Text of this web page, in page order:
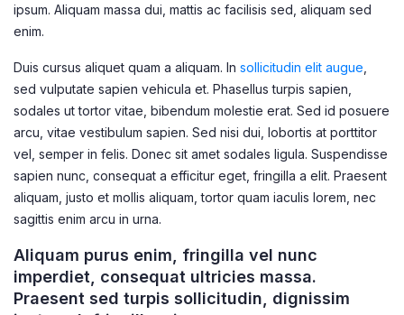
ipsum. Aliquam massa dui, mattis ac facilisis sed, aliquam sed
enim.
Duis cursus aliquet quam a aliquam. In sollicitudin elit augue
sed vulputate sapien vehicula et. Phasellus turpis sapien,
sodales ut tortor vitae, bibendum molestie erat. Sed id posuere
arcu, vitae vestibulum sapien. Sed nisi dui, lobortis at porttitor
vel, semper in felis. Donec sit amet sodales ligula. Suspendisse
sapien nunc, consequat a efficitur eget, fringilla a elit. Praesent
aliquam, justo et mollis aliquam, tortor quam iaculis lorem, nec
sagittis enim arcu in urna.
Aliquam purus enim, fringilla vel nunc
imperdiet, consequat ultricies massa.
Praesent sed turpis sollicitudin, dignissim